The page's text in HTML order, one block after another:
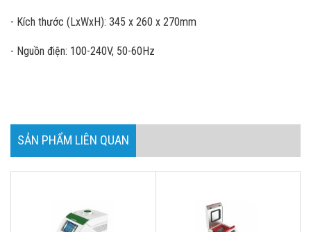
- Kích thước (LxWxH): 345 x 260 x 270mm
- Nguồn điện: 100-240V, 50-60Hz
SẢN PHẨM LIÊN QUAN